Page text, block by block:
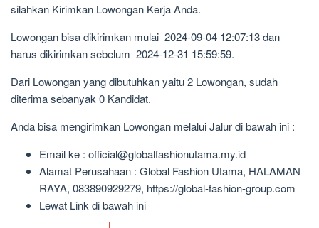
silahkan Kirimkan Lowongan Kerja Anda.
Lowongan bisa dikirimkan mulai 2024-09-04 12:07:13 dan
harus dikirimkan sebelum 2024-12-31 15:59:59.
Dari Lowongan yang dibutuhkan yaitu 2 Lowongan, sudah
diterima sebanyak 0 Kandidat.
Anda bisa mengirimkan Lowongan melalui Jalur di bawah ini :
Email ke : official@globalfashionutama.my.id
Alamat Perusahaan : Global Fashion Utama, HALAMAN
RAYA, 083890929279, https://global-fashion-group.com
Lewat Link di bawah ini